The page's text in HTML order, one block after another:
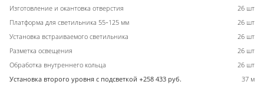
Изготовление и окантовка отверстия
26 шт
Платформа для светильника 55-125 мм
26 шт
Установка встраиваемого светильника
26 шт
Разметка освещения
26 шт
Обработка внутреннего кольца
26 шт
Установка второго уровня с подсветкой +258 433 руб.
37 м